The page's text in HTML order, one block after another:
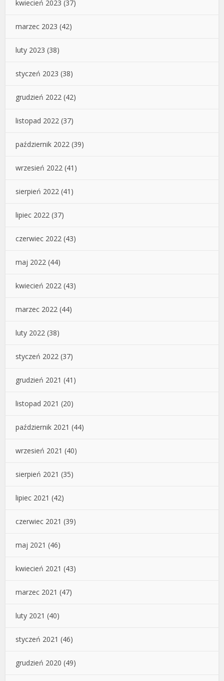
kwiecień 2023 (37)
marzec 2023 (42)
luty 2023 (38)
styczeń 2023 (38)
grudzień 2022 (42)
listopad 2022 (37)
październik 2022 (39)
wrzesień 2022 (41)
sierpień 2022 (41)
lipiec 2022 (37)
czerwiec 2022 (43)
maj 2022 (44)
kwiecień 2022 (43)
marzec 2022 (44)
luty 2022 (38)
styczeń 2022 (37)
grudzień 2021 (41)
listopad 2021 (20)
październik 2021 (44)
wrzesień 2021 (40)
sierpień 2021 (35)
lipiec 2021 (42)
czerwiec 2021 (39)
maj 2021 (46)
kwiecień 2021 (43)
marzec 2021 (47)
luty 2021 (40)
styczeń 2021 (46)
grudzień 2020 (49)